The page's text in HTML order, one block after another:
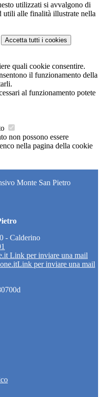
utilizzati si avvalgono di
utili alle finalità illustrate nella
Accetta tutti i cookies
quali cookie consentire.
il funzionamento della
al funzionamento potete
non possono essere
nella pagina della cookie
Monte San Pietro
- Calderino
Link per inviare una mail
Link per inviare una mail